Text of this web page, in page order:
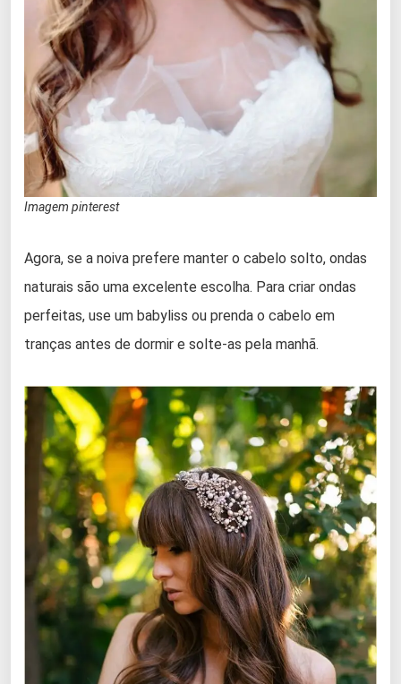
Imagem pinterest
Agora, se a noiva prefere manter o cabelo solto, ondas
naturais são uma excelente escolha. Para criar ondas
perfeitas, use um babyliss ou prenda o cabelo em
tranças antes de dormir e solte-as pela manhã.